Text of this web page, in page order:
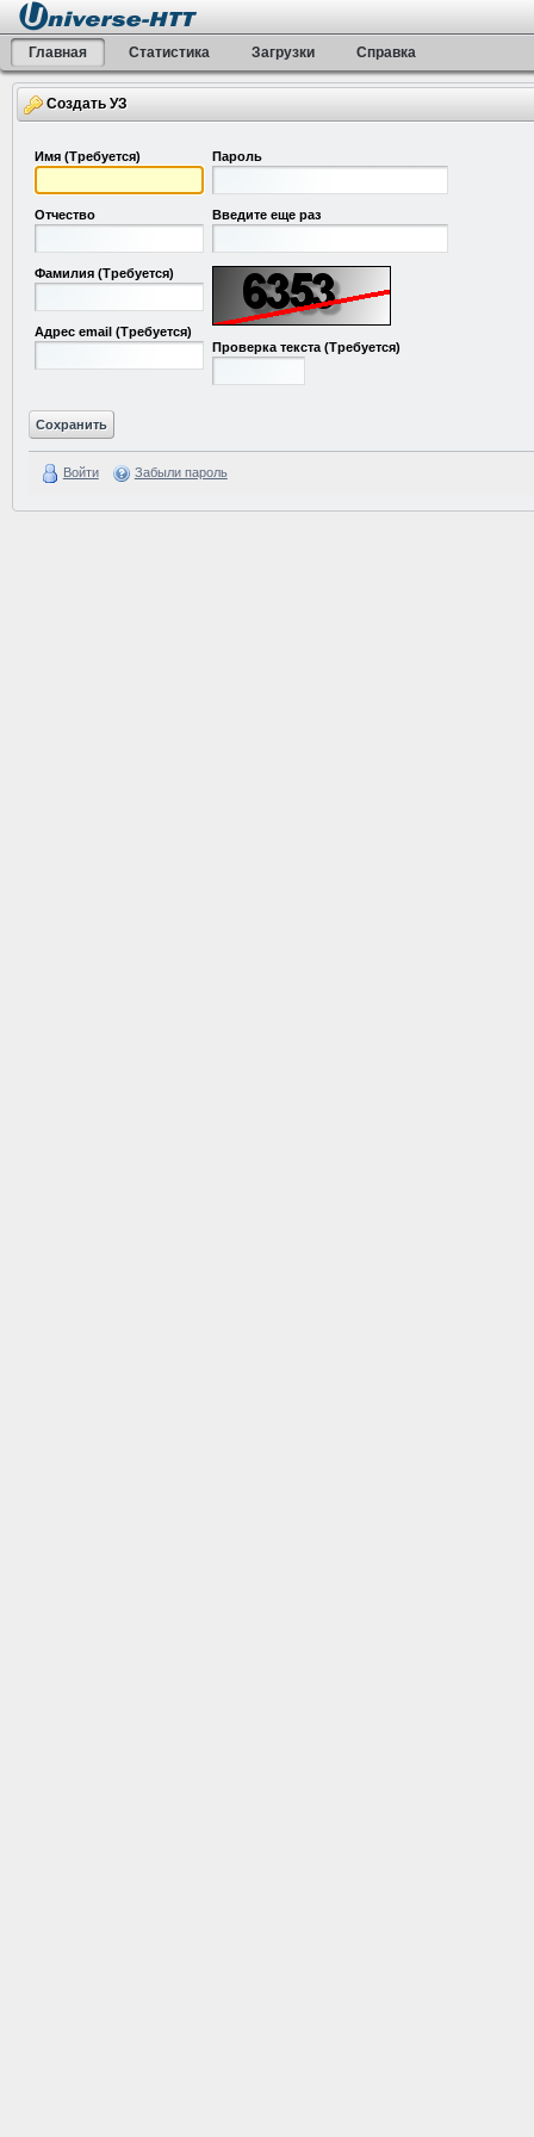
Главная Статистика Загрузки Справка
Создать УЗ
Имя(Требуется)
Отчество
Фамилия(Требуется)
Адрес email(Требуется)
Пароль
Введите еще раз
Проверка текста(Требуется)
Войти Забыли пароль